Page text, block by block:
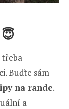
třeba
Buďte sám
na rande.
a